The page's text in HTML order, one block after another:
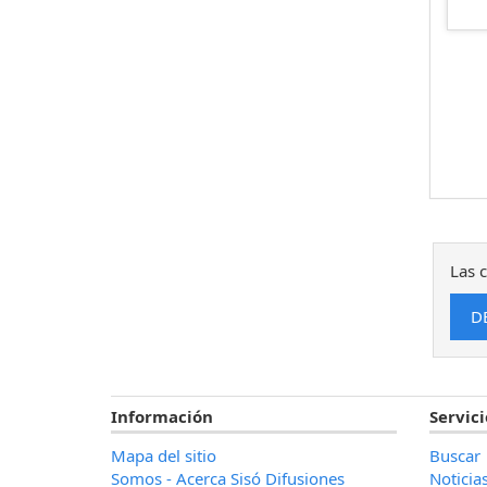
Las
Información
Mapa del sitio
Somos - Acerca Sisó Difusiones
Buscar